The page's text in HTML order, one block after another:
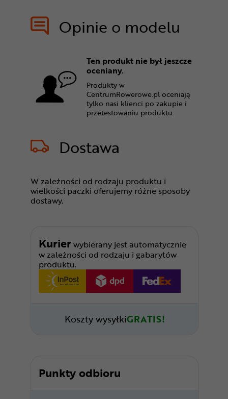
Opinie o modelu
Ten produkt nie był jeszcze
oceniany.
Produkty w
CentrumRowerowe.pl oceniają
tylko nasi klienci po zakupie i
przetestowaniu produktu.
Dostawa
W zależności od rodzaju produktu i
wielkości paczki oferujemy różne sposoby
dostawy.
Kurierwybierany jest automatycznie
w zależności od rodzaju i gabarytów
produktu.
Koszty wysyłkiGRATIS!
Punkty odbioru